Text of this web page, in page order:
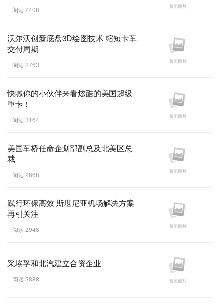
阅读 2408
沃尔沃创新底盘3D绘图技术 缩短卡车
交付周期
阅读 2763
快喊你的小伙伴来看炫酷的美国超级
重卡！
阅读 3164
美国车桥任命企划部副总及北美区总
裁
阅读 2668
践行环保高效 斯堪尼亚机场解决方案
再引关注
阅读 2948
采埃孚和北汽建立合资企业
阅读 2888